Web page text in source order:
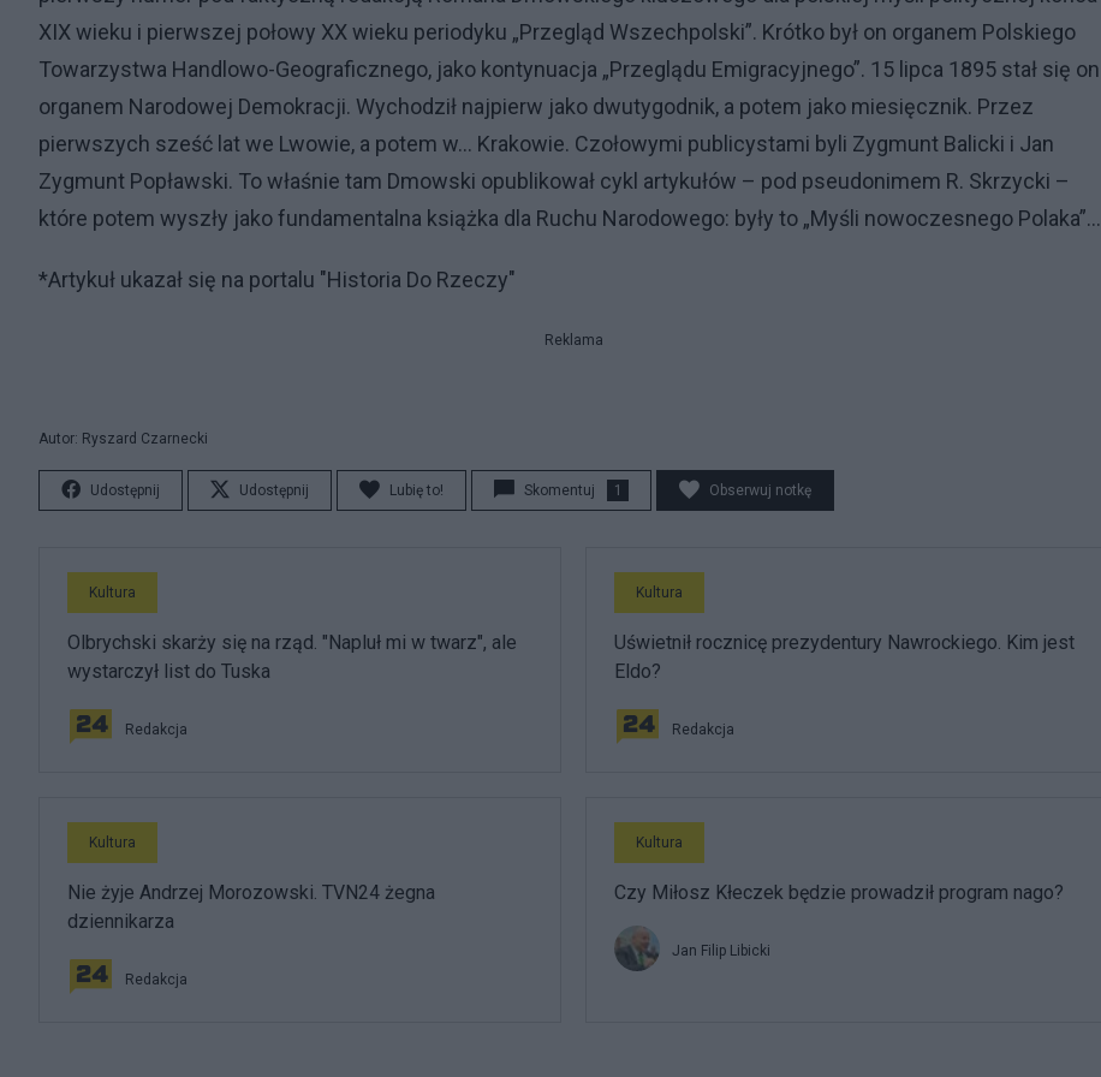
XIX wieku i pierwszej połowy XX wieku periodyku „Przegląd Wszechpolski”. Krótko był on organem Polskiego
Towarzystwa Handlowo-Geograficznego, jako kontynuacja „Przeglądu Emigracyjnego”. 15 lipca 1895 stał się on
organem Narodowej Demokracji. Wychodził najpierw jako dwutygodnik, a potem jako miesięcznik. Przez
pierwszych sześć lat we Lwowie, a potem w… Krakowie. Czołowymi publicystami byli Zygmunt Balicki i Jan
Zygmunt Popławski. To właśnie tam Dmowski opublikował cykl artykułów – pod pseudonimem R. Skrzycki –
które potem wyszły jako fundamentalna książka dla Ruchu Narodowego: były to „Myśli nowoczesnego Polaka”...
*Artykuł ukazał się na portalu "Historia Do Rzeczy"
Reklama
Autor: Ryszard Czarnecki
Udostępnij Udostępnij Lubię to! Skomentuj 1 Obserwuj notkę
Kultura
Olbrychski skarży się na rząd. "Napluł mi w twarz", ale
wystarczył list do Tuska
Redakcja
Kultura
Uświetnił rocznicę prezydentury Nawrockiego. Kim jest
Eldo?
Redakcja
Kultura
Nie żyje Andrzej Morozowski. TVN24 żegna
dziennikarza
Redakcja
Kultura
Czy Miłosz Kłeczek będzie prowadził program nago?
Jan Filip Libicki